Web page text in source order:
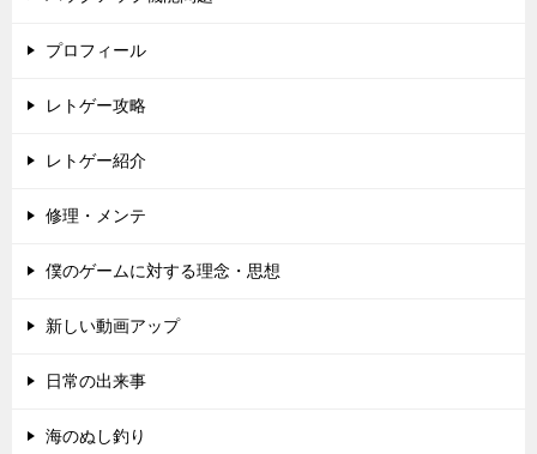
プロフィール
レトゲー攻略
レトゲー紹介
修理・メンテ
僕のゲームに対する理念・思想
新しい動画アップ
日常の出来事
海のぬし釣り